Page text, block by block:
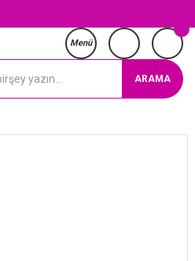
Menü
ARAMA